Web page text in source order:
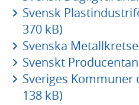
Svensk
370 kB)
Svenska
Svenskt
Sveriges Kommuner
138 kB)